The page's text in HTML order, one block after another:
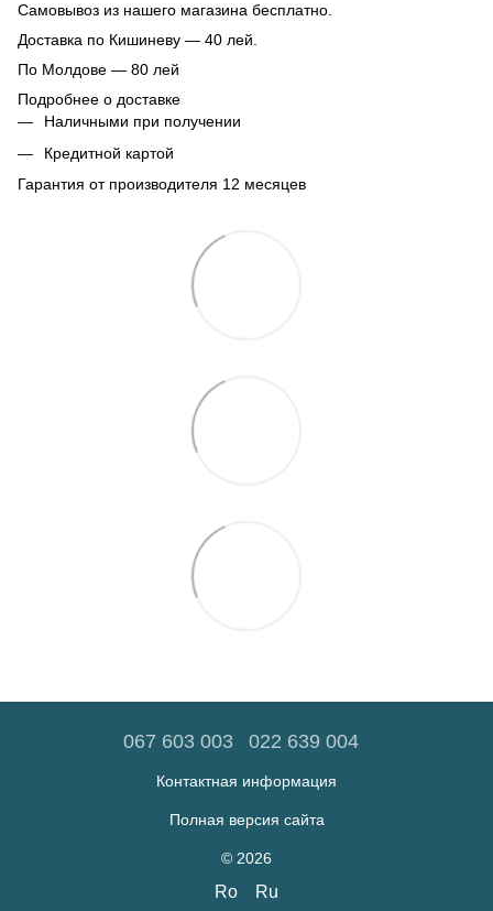
Самовывоз из нашего магазина бесплатно.
Доставка по Кишиневу — 40 лей.
По Молдове — 80 лей
Подробнее о доставке
Наличными при получении
Кредитной картой
Гарантия от производителя 12 месяцев
067 603 003 022 639 004
Контактная информация
Полная версия сайта
© 2026
Ro Ru